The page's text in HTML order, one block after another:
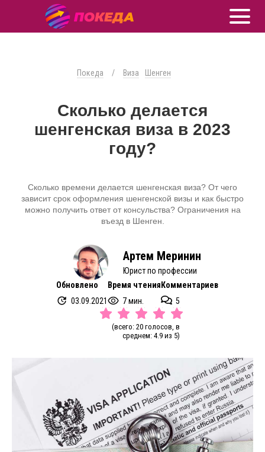
Покеда / Виза Шенген
Сколько делается
шенгенская виза в 2023
году?
Сколько времени делается шенгенская виза? От чего
зависит срок оформления шенгенской визы и как быстро
можно получить ответ от консульства? Ограничения на
въезд в Шенген.
Артем Меринин
Юрист по профессии
Обновлено
03.09.2021
Время чтения
7 мин.
Комментариев
5
(всего: 20 голосов, в
среднем: 4.9 из 5)